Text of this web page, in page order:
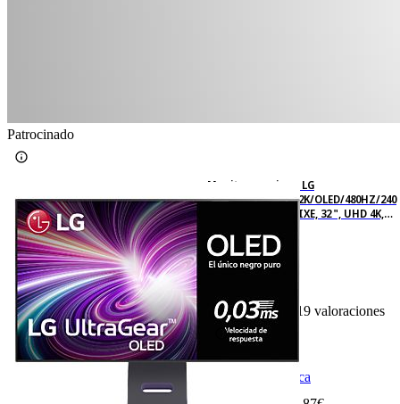
Patrocinado
Ficha técnica
Monitor gaming - LG
32GS95UV/32P/4K/2K/OLED/480HZ/240
HZ/DUAL MODE/PIXE, 32 ", UHD 4K,
119Basado en 119 valoraciones